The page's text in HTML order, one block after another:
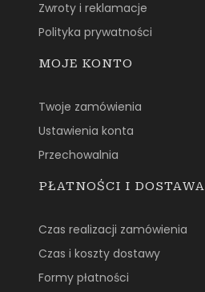
Zwroty i reklamacje
Polityka prywatności
MOJE KONTO
Twoje zamówienia
Ustawienia konta
Przechowalnia
PŁATNOŚCI I DOSTAWA
Czas realizacji zamówienia
Czas i koszty dostawy
Formy płatności